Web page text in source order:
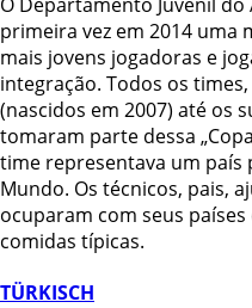
primeira vez em 2014 uma
mais jovens jogadoras e
integração. Todos os
(nascidos em 2007) até os
tomaram parte dessa
time representava um país
Mundo. Os técnicos, pais,
ocuparam com seus
comidas típicas.
TÜRKISCH